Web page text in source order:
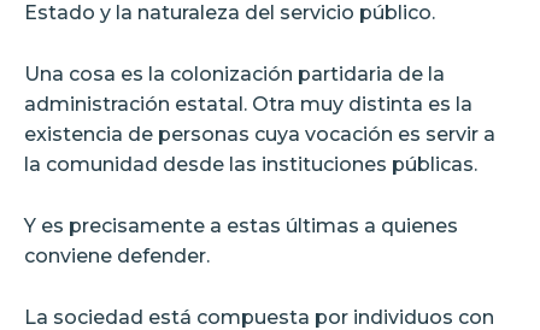
Estado y la naturaleza del servicio público.
Una cosa es la colonización partidaria de la
administración estatal. Otra muy distinta es la
existencia de personas cuya vocación es servir a
la comunidad desde las instituciones públicas.
Y es precisamente a estas últimas a quienes
conviene defender.
La sociedad está compuesta por individuos con